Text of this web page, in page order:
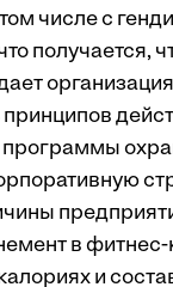
числе с
получается,
программы
в фитнес-
и